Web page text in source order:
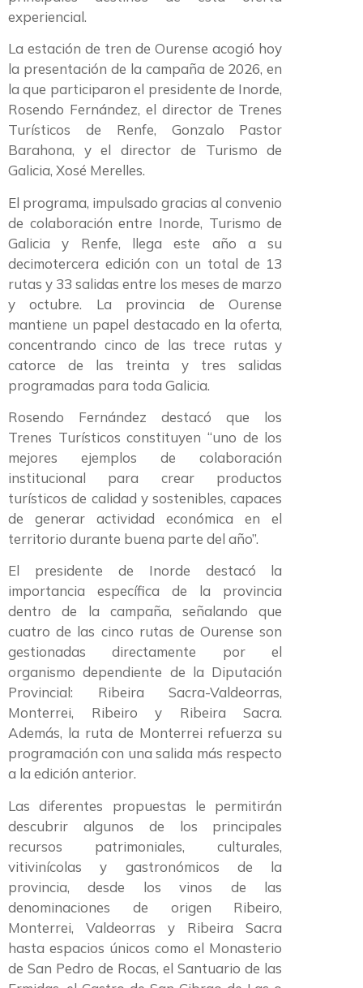
experiencial.
La estación de tren de Ourense acogió hoy
la presentación de la campaña de 2026, en
la que participaron el presidente de Inorde,
Rosendo Fernández, el director de Trenes
Turísticos de Renfe, Gonzalo Pastor
Barahona, y el director de Turismo de
Galicia, Xosé Merelles.
El programa, impulsado gracias al convenio
de colaboración entre Inorde, Turismo de
Galicia y Renfe, llega este año a su
decimotercera edición con un total de 13
rutas y 33 salidas entre los meses de marzo
y octubre. La provincia de Ourense
mantiene un papel destacado en la oferta,
concentrando cinco de las trece rutas y
catorce de las treinta y tres salidas
programadas para toda Galicia.
Rosendo Fernández destacó que los
Trenes Turísticos constituyen “uno de los
mejores ejemplos de colaboración
institucional para crear productos
turísticos de calidad y sostenibles, capaces
de generar actividad económica en el
territorio durante buena parte del año”.
El presidente de Inorde destacó la
importancia específica de la provincia
dentro de la campaña, señalando que
cuatro de las cinco rutas de Ourense son
gestionadas directamente por el
organismo dependiente de la Diputación
Provincial: Ribeira Sacra-Valdeorras,
Monterrei, Ribeiro y Ribeira Sacra.
Además, la ruta de Monterrei refuerza su
programación con una salida más respecto
a la edición anterior.
Las diferentes propuestas le permitirán
descubrir algunos de los principales
recursos patrimoniales, culturales,
vitivinícolas y gastronómicos de la
provincia, desde los vinos de las
denominaciones de origen Ribeiro,
Monterrei, Valdeorras y Ribeira Sacra
hasta espacios únicos como el Monasterio
de San Pedro de Rocas, el Santuario de las